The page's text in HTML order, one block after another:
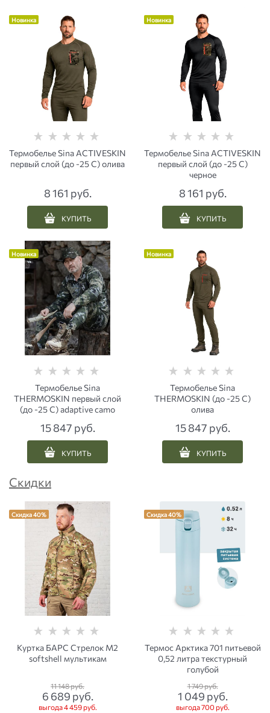
Новинка
Термобелье Sina ACTIVESKIN
первый слой (до -25 С) олива
8 161 руб.
КУПИТЬ
Новинка
Термобелье Sina ACTIVESKIN
первый слой (до -25 С)
черное
8 161 руб.
КУПИТЬ
Новинка
Термобелье Sina
THERMOSKIN первый слой
(до -25 С) аdaptive сamo
15 847 руб.
КУПИТЬ
Новинка
Термобелье Sina
THERMOSKIN (до -25 С)
олива
15 847 руб.
КУПИТЬ
Скидки
Скидка 40%
Куртка БАРС Стрелок М2
softshell мультикам
11 148 руб.
6 689 руб.
выгода4 459 руб.
Скидка 40%
Термос Арктика 701 питьевой
0,52 литра текстурный
голубой
1 749 руб.
1 049 руб.
выгода700 руб.